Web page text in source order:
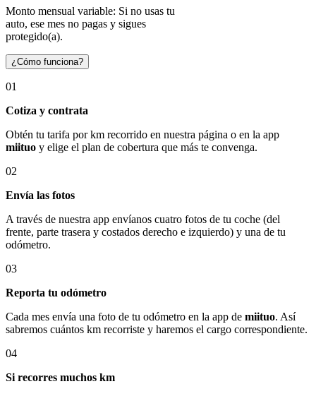
Monto mensual variable: Si no usas tu
auto, ese mes no pagas y sigues
protegido(a).
¿Cómo funciona?
01
Cotiza y contrata
Obtén tu tarifa por km recorrido en nuestra página o en la app
miituo y elige el plan de cobertura que más te convenga.
02
Envía las fotos
A través de nuestra app envíanos cuatro fotos de tu coche (del
frente, parte trasera y costados derecho e izquierdo) y una de tu
odómetro.
03
Reporta tu odómetro
Cada mes envía una foto de tu odómetro en la app de miituo. Así
sabremos cuántos km recorriste y haremos el cargo correspondiente.
04
Si recorres muchos km